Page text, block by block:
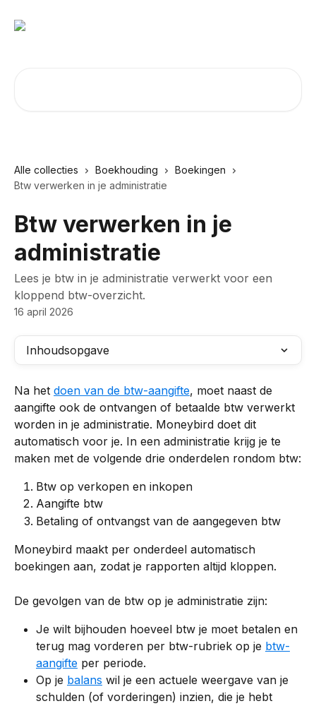
Alle collecties Boekhouding
Boekingen
Btw verwerken in je administratie
Btw verwerken in je
administratie
Lees je btw in je administratie verwerkt voor een
kloppend btw-overzicht.
16 april 2026
Inhoudsopgave
Na het doen van de btw-aangifte, moet naast de
aangifte ook de ontvangen of betaalde btw verwerkt
worden in je administratie. Moneybird doet dit
automatisch voor je. In een administratie krijg je te
maken met de volgende drie onderdelen rondom btw:
Btw op verkopen en inkopen
Aangifte btw
Betaling of ontvangst van de aangegeven btw
Moneybird maakt per onderdeel automatisch
boekingen aan, zodat je rapporten altijd kloppen.
De gevolgen van de btw op je administratie zijn:
Je wilt bijhouden hoeveel btw je moet betalen en
terug mag vorderen per btw-rubriek op je btw-
aangifte per periode.
Op je balans wil je een actuele weergave van je
schulden (of vorderingen) inzien, die je hebt